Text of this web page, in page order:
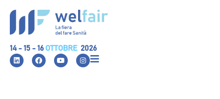
14 - 15 - 16 OTTOBRE 2026